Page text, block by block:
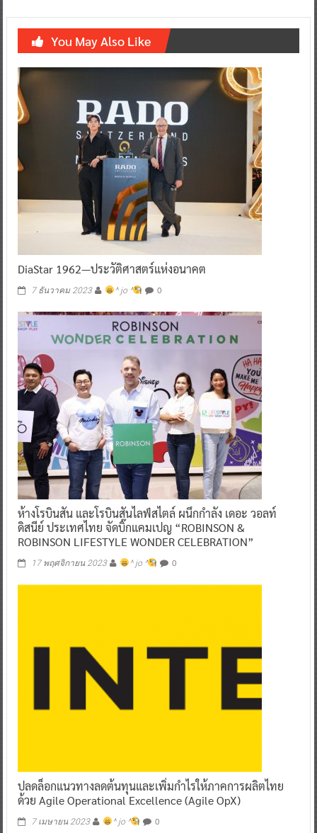
You May Also Like
DiaStar 1962—ประวัติศาสตร์แห่งอนาคต
7 ธันวาคม 2023 ^ jo ^ 0
ห้างโรบินสัน และโรบินสันไลฟ์สไตล์ ผนึกกำลัง เดอะ วอลท์
ดิสนีย์ ประเทศไทย จัดบิ๊กแคมเปญ “ROBINSON &
ROBINSON LIFESTYLE WONDER CELEBRATION”
17 พฤศจิกายน 2023 ^ jo ^ 0
ปลดล็อกแนวทางลดต้นทุนและเพิ่มกำไรให้ภาคการผลิตไทย
ด้วย Agile Operational Excellence (Agile OpX)
7 เมษายน 2023 ^ jo ^ 0